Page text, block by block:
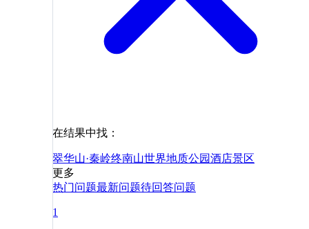
在结果中找：
翠华山·秦岭终南山世界地质公园酒店景区
更多
热门问题最新问题待回答问题
1